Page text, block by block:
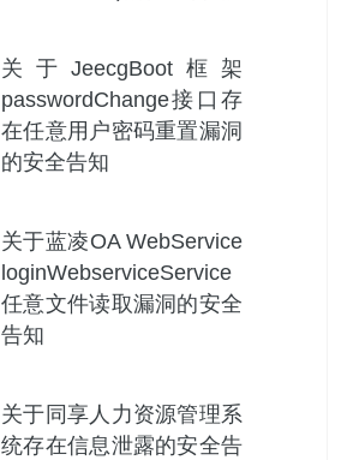
关于JeecgBoot框架
passwordChange接口存
在任意用户密码重置漏洞
的安全告知
关于蓝凌OA WebService
loginWebserviceService
任意文件读取漏洞的安全
告知
关于同享人力资源管理系
统存在信息泄露的安全告